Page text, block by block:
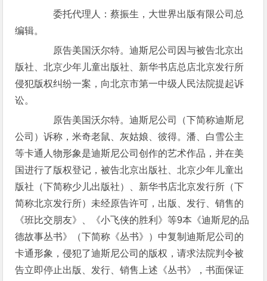
委托代理人：蔡振生，大世界出版有限公司总
编辑。
原告美国沃尔特。迪斯尼公司因与被告北京出
版社、北京少年儿童出版社、新华书店总店北京发行所
侵犯版权纠纷一案，向北京市第一中级人民法院提起诉
讼。
原告美国沃尔特。迪斯尼公司（下简称迪斯尼
公司）诉称，米奇老鼠、灰姑娘、彼得。潘、白雪公主
等卡通人物形象是迪斯尼公司创作的艺术作品，并在美
国进行了版权登记，被告北京出版社、北京少年儿童出
版社（下简称少儿出版社）、新华书店北京发行所（下
简称北京发行所）未经原告许可，出版、发行、销售的
《班比交朋友》、《小飞侠的胜利》等9本《迪斯尼的品
德故事丛书》（下简称《丛书》）中复制迪斯尼公司的
卡通形象，侵犯了迪斯尼公司的版权，请求法院判令被
告立即停止出版、发行、销售上述《丛书》，书面保证